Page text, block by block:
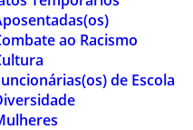
ao Racismo
de Escola